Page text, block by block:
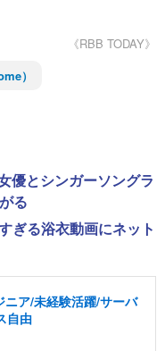
《RBB TODAY》
）
優とシンガーソングラ
る
ぎる浴衣動画にネット
ニア/未経験活躍/サーバ
自由